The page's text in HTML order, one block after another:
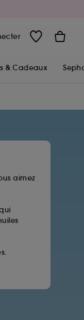
& Cadeaux
aimez